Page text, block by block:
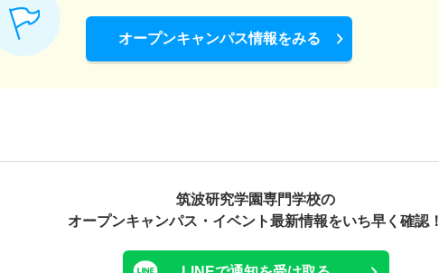
オープンキャンパス情報をみる
筑波研究学園専門学校の
オープンキャンパス・ イベント最新情報をいち早く確認！